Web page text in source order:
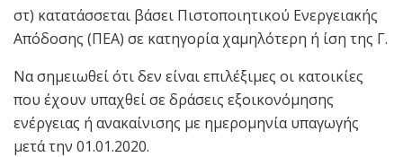
στ) κατατάσσεται βάσει Πιστοποιητικού Ενεργειακής
Απόδοσης (ΠΕΑ) σε κατηγορία χαμηλότερη ή ίση της Γ.
Να σημειωθεί ότι δεν είναι επιλέξιμες οι κατοικίες
που έχουν υπαχθεί σε δράσεις εξοικονόμησης
ενέργειας ή ανακαίνισης με ημερομηνία υπαγωγής
μετά την 01.01.2020.